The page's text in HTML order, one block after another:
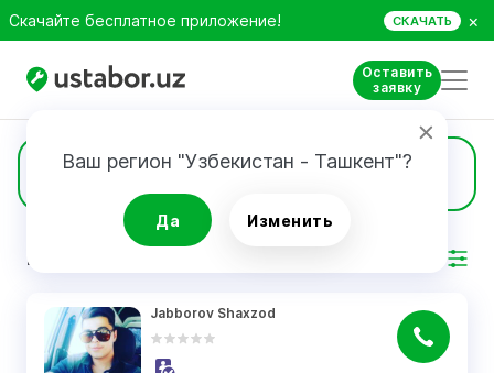
Скачайте бесплатное приложение! СКАЧАТЬ ×
Оставить
заявку
Ваш регион "Узбекистан - Ташкент"?
Да Изменить
Гипсокартон 37
РЕЗУЛЬТАТ
Jabborov Shaxzod